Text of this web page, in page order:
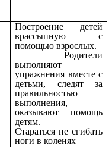
Построение детей
врассыпную с
помощью взрослых.
Родители
выполняют
упражнения вместе с
детьми, следят за
правильностью
выполнения,
оказывают помощь
детям.
Стараться не сгибать
ноги в коленях